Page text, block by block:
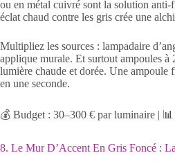
ou en métal cuivré sont la solution
éclat chaud contre les gris crée une
Multipliez les sources : lampadaire
applique murale. Et surtout ampoules
lumière chaude et dorée. Une ampoule
en une seconde.
💰 Budget : 30–300 € par luminaire |
8. Le Mur D’Accent En Gris Foncé :